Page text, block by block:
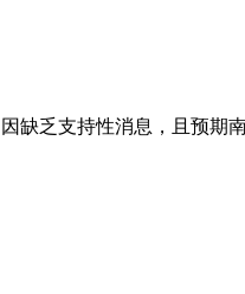
缺乏支持性消息，且预期